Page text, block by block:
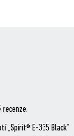
recenze.
„Spirit® E-335 Black“